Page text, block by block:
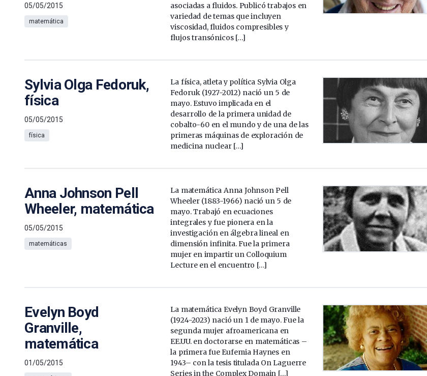
05/05/2015
matemática
asociadas a fluidos. Publicó trabajos en
variedad de temas que incluyen
viscosidad, fluidos compresibles y
flujos transónicos […]
Sylvia Olga Fedoruk,
física
05/05/2015
física
La física, atleta y política Sylvia Olga
Fedoruk (1927-2012) nació un 5 de
mayo. Estuvo implicada en el
desarrollo de la primera unidad de
cobalto-60 en el mundo y de una de las
primeras máquinas de exploración de
medicina nuclear […]
Anna Johnson Pell
Wheeler, matemática
05/05/2015
matemáticas
La matemática Anna Johnson Pell
Wheeler (1883-1966) nació un 5 de
mayo. Trabajó en ecuaciones
integrales y fue pionera en la
investigación en álgebra lineal en
dimensión infinita. Fue la primera
mujer en impartir un Colloquium
Lecture en el encuentro […]
Evelyn Boyd
Granville,
matemática
01/05/2015
La matemática Evelyn Boyd Granville
(1924-2023) nació un 1 de mayo. Fue la
segunda mujer afroamericana en
EE.UU. en doctorarse en matemáticas –
la primera fue Eufemia Haynes en
1943– con la tesis titulada On Laguerre
Series in the Complex Domain […]